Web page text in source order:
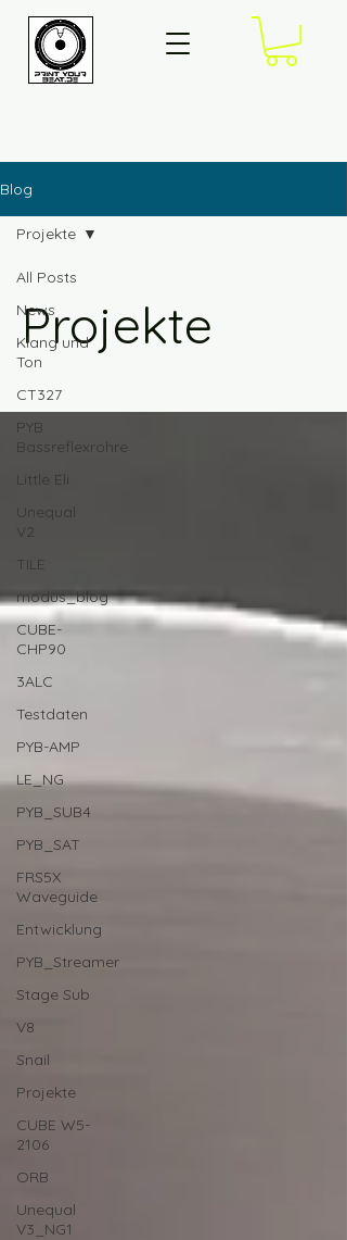
Blog
All Posts
News
Klang und
Ton
CT327
PYB
Bassreflexrohre
Little Eli
Unequal
V2
TILE
modus_blog
CUBE-
CHP90
3ALC
Testdaten
PYB-AMP
LE_NG
PYB_SUB4
PYB_SAT
FRS5X
Waveguide
Entwicklung
PYB_Streamer
Stage Sub
V8
Snail
Projekte
CUBE W5-
2106
ORB
Unequal
V3_NG1
Projekte
Projekte